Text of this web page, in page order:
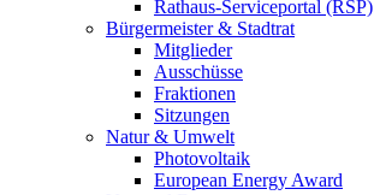
Rathaus-Serviceportal (RSP)
Bürgermeister & Stadtrat
Mitglieder
Ausschüsse
Fraktionen
Sitzungen
Natur & Umwelt
Photovoltaik
European Energy Award